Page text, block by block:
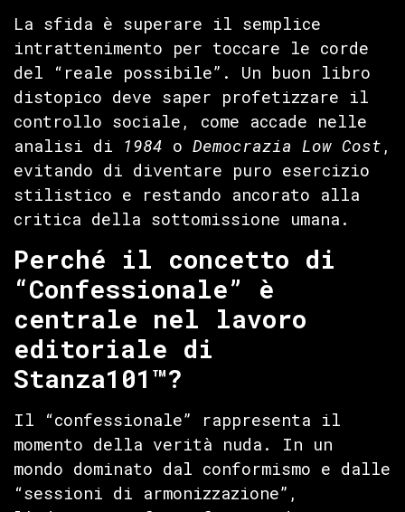
La sfida è superare il semplice
intrattenimento per toccare le corde
del “reale possibile”. Un buon libro
distopico deve saper profetizzare il
controllo sociale, come accade nelle
analisi di 1984 o Democrazia Low Cost ,
evitando di diventare puro esercizio
stilistico e restando ancorato alla
critica della sottomissione umana.
Perché il concetto di
“Confessionale” è
centrale nel lavoro
editoriale di
Stanza101™?
Il “confessionale” rappresenta il
momento della verità nuda. In un
mondo dominato dal conformismo e dalle
“sessioni di armonizzazione”,